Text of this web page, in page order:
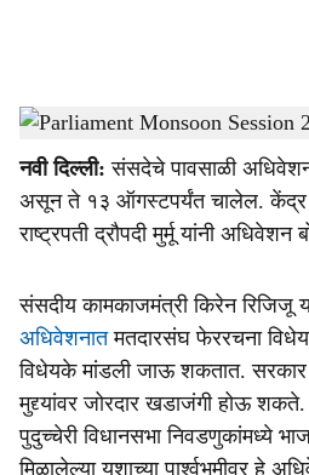
a
r
e
Parliament Monsoon Session-Dainik Gomantak
नवी दिल्ली: संसदेचे पावसाळी
असून ते १३ ऑगस्टपर्यंत चालेल. केंद्र
राष्ट्रपती द्रौपदी मुर्मू यांनी
संसदीय कामकाजमंत्री किरेन रिजिजू
अधिवेशनातमतदारसंघ फेररचना
विधेयके मांडली जाऊ शकतात. सरकार
मुद्द्यांवर जोरदार खडाजंगी होऊ
पुदुच्चेरी विधानसभा निवडणुकांमध्ये
मिळालेल्या यशाच्या पार्श्वभूमीवर हे